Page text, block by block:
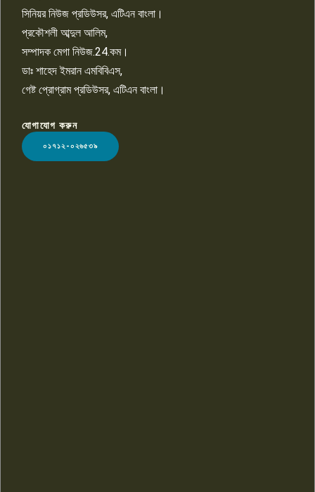
LOGO
সিনিয়র নিউজ প্রডিউসর, এটিএন বাংলা।
প্রকৌশলী আব্দুল আলিম,
সম্পাদক মেগা নিউজ.24.কম।
ডাঃ শাহেদ ইমরান এমবিবিএস,
গেষ্ট প্রোগ্রাম প্রডিউসর, এটিএন বাংলা।
যোগাযোগ করুন
০১৭১২-০২৬৫৩৯